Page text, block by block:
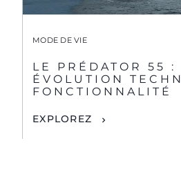
MODE DE VIE
LE PRÉDATOR 55 :
ÉVOLUTION
FONCTIONNALITÉ
EXPLOREZ